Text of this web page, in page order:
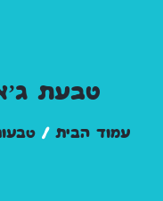
טבעת
עמוד הבית /